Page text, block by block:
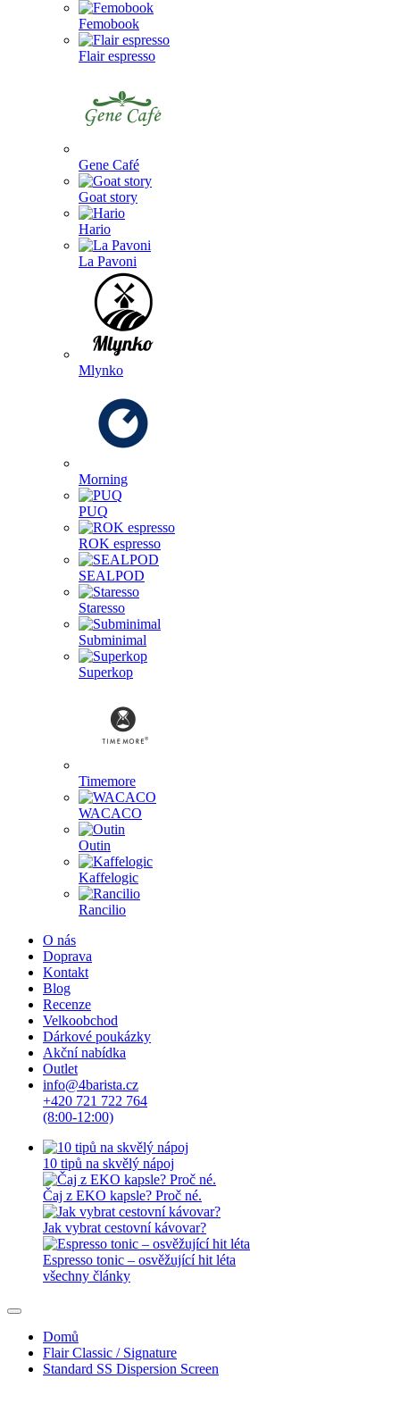
Femobook
Flair espresso
Gene Café
Goat story
Hario
La Pavoni
Mlynko
Morning
PUQ
ROK espresso
SEALPOD
Staresso
Subminimal
Superkop
Timemore
WACACO
Outin
Kaffelogic
Rancilio
O nás
Doprava
Kontakt
Blog
Recenze
Velkoobchod
Dárkové poukázky
Akční nabídka
Outlet
info@4barista.cz
+420 721 722 764
(8:00-12:00)
10 tipů na skvělý nápoj
Čaj z EKO kapsle? Proč né.
Jak vybrat cestovní kávovar?
Espresso tonic – osvěžující hit léta
všechny články
Domů
Flair Classic / Signature
Standard SS Dispersion Screen